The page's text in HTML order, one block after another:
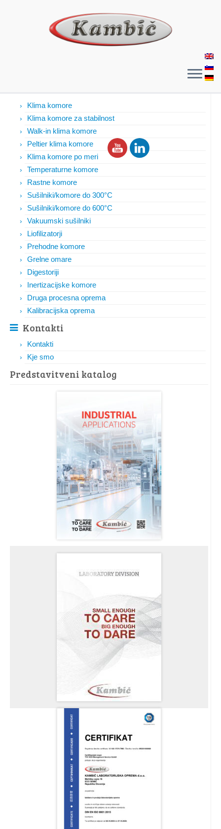
Klima komore
Klima komore za stabilnost
Walk-in klima komore
Peltier klima komore
Klima komore po meri
Temperaturne komore
Rastne komore
Sušilniki/komore do 300°C
Sušilniki/komore do 600°C
Vakuumski sušilniki
Liofilizatorji
Prehodne komore
Grelne omare
Digestoriji
Inertizacijske komore
Druga procesna oprema
Kalibracijska oprema
Kontakti
Kontakti
Kje smo
Predstavitveni katalog​​